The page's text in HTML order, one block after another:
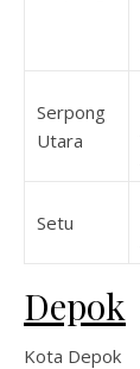
Serpong
Utara
Setu
Depok
Kota Depok